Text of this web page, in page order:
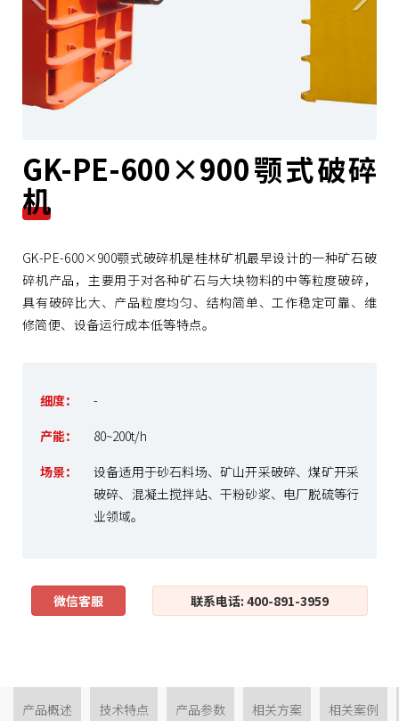
o
u
s
GK-PE-600×900颚式破碎
机
GK-PE-600×900颚式破碎机是桂林矿机最早设计的一种矿石破
碎机产品，主要用于对各种矿石与大块物料的中等粒度破碎，
具有破碎比大、产品粒度均匀、结构简单、工作稳定可靠、维
修简便、设备运行成本低等特点。
细度：
-
产能：
80~200t/h
场景：
设备适用于砂石料场、矿山开采破碎、煤矿开采
破碎、混凝土搅拌站、干粉砂浆、电厂脱硫等行
业领域。
微信客服 联系电话: 400-891-3959
产品概述 技术特点 产品参数 相关方案 相关案例